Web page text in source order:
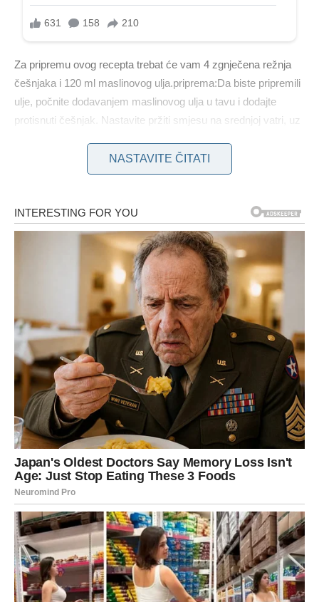
Za pripremu ovog recepta trebat će vam 4 zgnječena režnja
češnjaka i 120 ml maslinovog ulja.priprema:Da biste pripremili
ulje, počnite dodavanjem maslinovog ulja u tavu i dodajte
protisnuti češnjak. Nastavite pržiti smjesu na srednjoj vatri, uz
biti oprezan kako ulje ne bi postalo pretjerano vruće ili češnjak
previše kuhan, jer bi to moglo rezultirati neugodnim gorkim
prebacite u staklenu teglu i ostavite da se potpuno ohladi prije
nego što zatvorite poklopcem.
Čuvanje:Za optimalno skladištenje preporuča se čuvanje ulja u
hladnjaku ne dulje od pet dana. Kako biste osigurali
ravnomjernu raspodjelu okusa, s vremena na vrijeme lagano
protresite staklenku.Kako biste održali optimalnu svježinu,
preporuča se baciti svako ulje nakon pet dana, bez obzira na
njegovu upotrebu. Ulje je preporučljivo stalno čuvati u
hladnjaku, pazeći da nije izloženo sobnoj temperaturi.
NASTAVITE ČITATI